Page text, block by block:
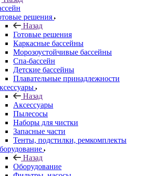
решения
Назад
Готовые решения
Каркасные бассейны
Морозоустойчивые бассейны
Спа-бассейн
Детские бассейны
Плавательные принадлежности
Назад
Аксессуары
Пылесосы
Наборы для чистки
Запасные части
Тенты, подстилки, ремкомплекты
Назад
Оборудование